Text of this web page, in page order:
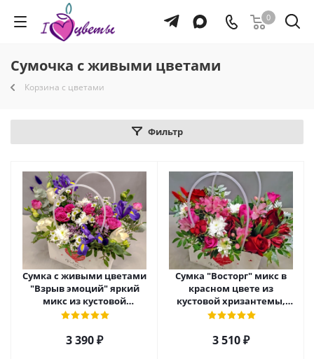
0
Сумочка с живыми цветами
Корзина с цветами
Фильтр
Сумка с живыми цветами
"Взрыв эмоций" яркий
микс из кустовой
хризантемы, розы и
3 390₽
Сумка "Восторг" микс в
красном цвете из
кустовой хризантемы,
розы и альстромерии арт.
3 510₽